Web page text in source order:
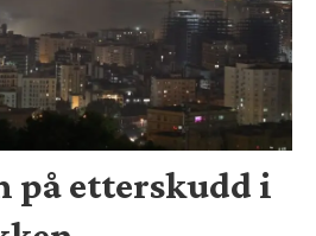
på etterskudd i